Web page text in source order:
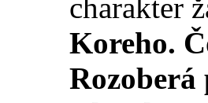
charakter
Koreho.
Rozoberá